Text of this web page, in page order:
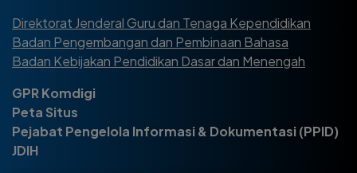
Direktorat Jenderal Guru dan Tenaga Kependidikan
Badan Pengembangan dan Pembinaan Bahasa
Badan Kebijakan Pendidikan Dasar dan Menengah
GPR Komdigi
Peta Situs
Pejabat Pengelola Informasi & Dokumentasi (PPID)
JDIH